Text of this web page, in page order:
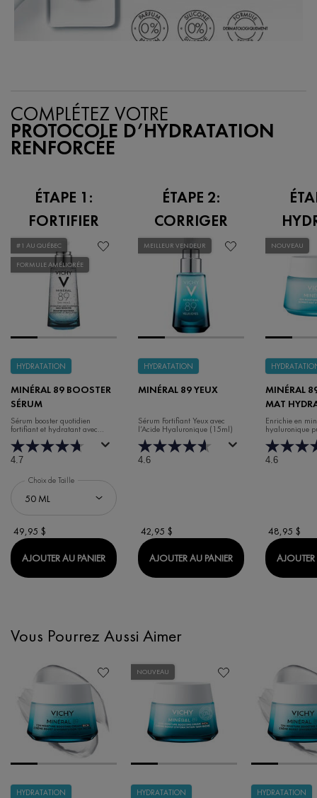
COMPLÉTEZ VOTRE
PROTOCOLE D’HYDRATATION
RENFORCÉE
ÉTAPE 1:
FORTIFIER
#1 AU QUÉBEC
FORMULE AMÉLIORÉE
HYDRATATION
MINÉRAL 89 BOOSTER
SÉRUM
Sérum booster quotidien
fortifiant et hydratant avec
acide hyaluronique
4.7
Choix de Taille
49,95 $
AJOUTER AU PANIER MINÉRAL 89 BOOSTER SÉRUM
ÉTAPE 2:
CORRIGER
MEILLEUR VENDEUR
HYDRATATION
MINÉRAL 89 YEUX
Sérum Fortifiant Yeux avec
l’Acide Hyaluronique (15ml)
4.6
42,95 $
AJOUTER AU PANIER MINÉRAL 89 YEUX
NOUVEAU
MINÉRAL
MAT
48H GEL
Enrichie en
hyaluronique
niacinamide,
et poudre
4.6
48,95 $
PDP Slot 1 Section
Vous Pourrez Aussi Aimer
HYDRATATION
NOUVEAU
HYDRATATION HYDRATATION